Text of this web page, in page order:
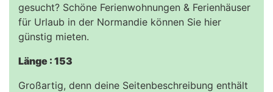
gesucht? Schöne Ferienwohnungen & Ferienhäuser
für Urlaub in der Normandie können Sie hier
günstig mieten.
Länge : 153
Großartig, denn deine Seitenbeschreibung enthält